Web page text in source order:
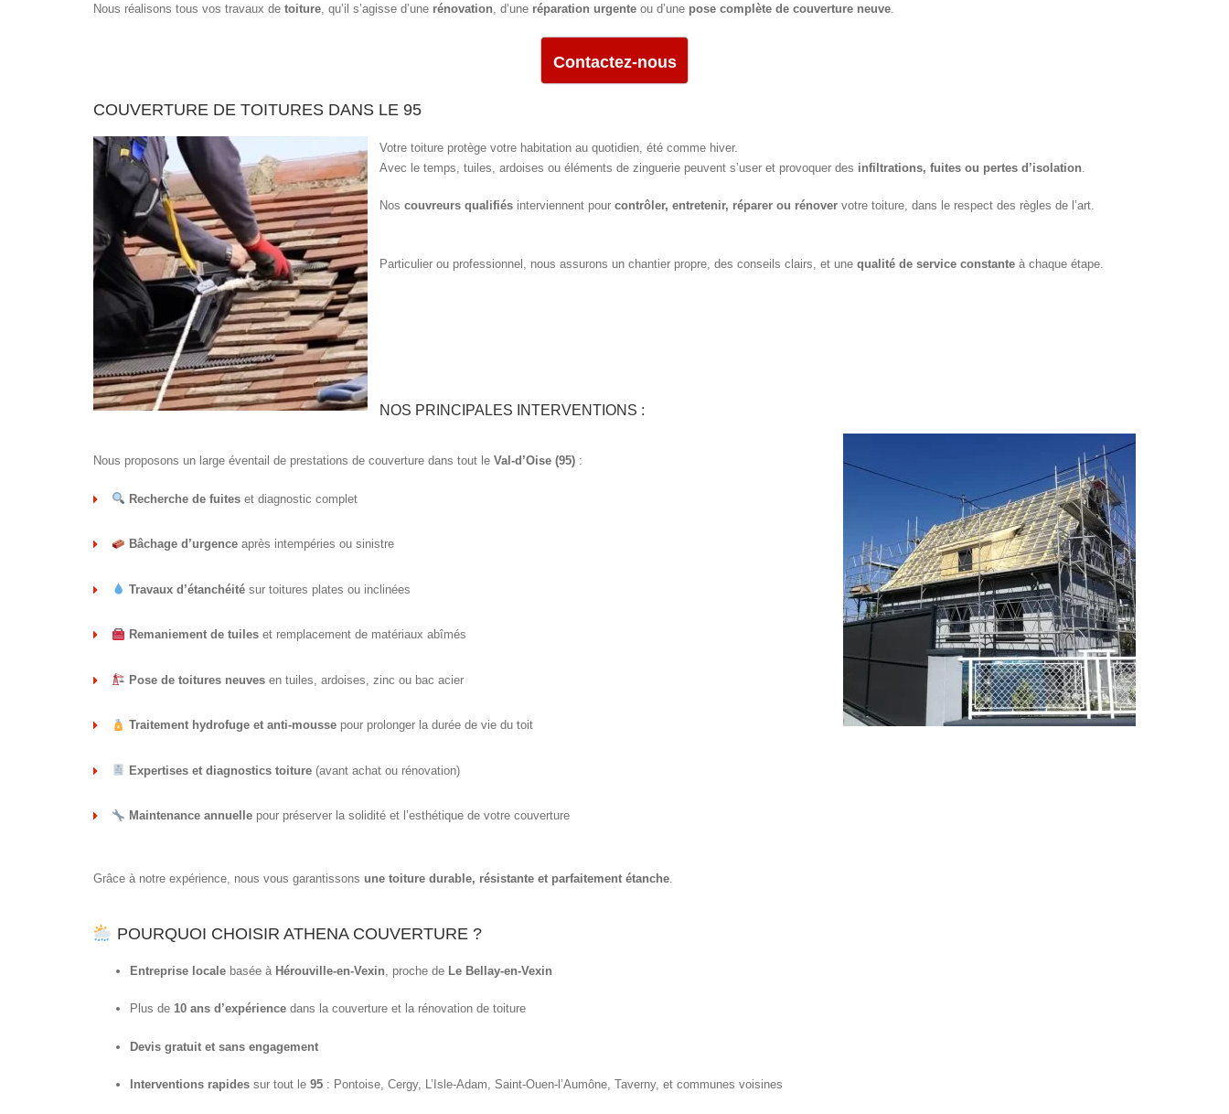
Nous réalisons tous vos travaux de toiture, qu’il s’agisse d’une rénovation, d’une réparation urgente ou d’une pose complète de couverture neuve.
Contactez-nous
COUVERTURE DE TOITURES DANS LE 95
Votre toiture protège votre habitation au quotidien, été comme hiver.
Avec le temps, tuiles, ardoises ou éléments de zinguerie peuvent s’user et provoquer des infiltrations, fuites ou pertes d’isolation
Nos couvreurs qualifiés interviennent pour contrôler, entretenir, réparer ou rénover votre toiture, dans le respect des règles de l’art.
Particulier ou professionnel, nous assurons un chantier propre, des conseils clairs, et une qualité de service constante à chaque étape.
NOS PRINCIPALES INTERVENTIONS :
Nous proposons un large éventail de prestations de couverture dans tout le Val-d’Oise (95) :
Recherche de fuiteset diagnostic complet
Bâchage d’urgenceaprès intempéries ou sinistre
Travaux d’étanchéitésur toitures plates ou inclinées
Remaniement de tuileset remplacement de matériaux abîmés
Pose de toitures neuvesen tuiles, ardoises, zinc ou bac acier
Traitement hydrofuge et anti-moussepour prolonger la durée de vie du toit
Expertises et diagnostics toiture(avant achat ou rénovation)
Maintenance annuellepour préserver la solidité et l’esthétique de votre couverture
Grâce à notre expérience, nous vous garantissons une toiture durable, résistante et parfaitement étanche.
POURQUOI CHOISIR ATHENA COUVERTURE ?
Entreprise locale basée à Hérouville-en-Vexin , proche de Le Bellay-en-Vexin
Plus de 10 ans d’expérience dans la couverture et la rénovation de toiture
Devis gratuit et sans engagement
Interventions rapides sur tout le 95 : Pontoise, Cergy, L’Isle-Adam, Saint-Ouen-l’Aumône, Taverny, et communes voisines